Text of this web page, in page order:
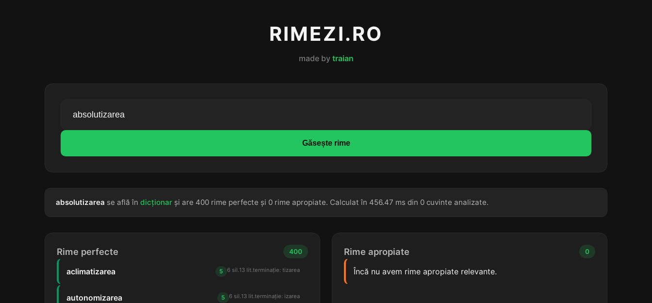
RIMEZI.RO
made by traian
Găsește rime
absolutizarea se află în dicționar și are 400 rime perfecte și 0 rime apropiate. Calculat în 456.47 ms din 0 cuvinte analizate.
Rime perfecte 400
aclimatizarea 5 6 sil.13 lit.terminație: tizarea
autonomizarea 5 6 sil.13 lit.terminație: izarea
Rime apropiate 0
Încă nu avem rime apropiate relevante.